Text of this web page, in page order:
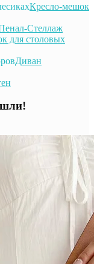
Кресло-мешок
Стеллаж
для столовых
Диван